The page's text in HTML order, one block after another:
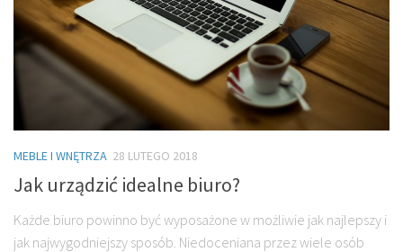
MEBLE I WNĘTRZA 28 LUTEGO 2018
Jak urządzić idealne biuro?
Każde biuro powinno być wyposażone w możliwie jak najlepszy i
jak najwygodniejszy sposób. Niedoceniana przez wiele osób